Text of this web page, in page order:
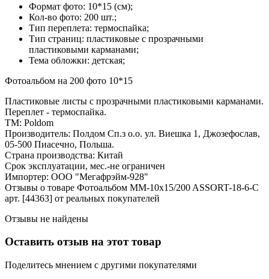
Формат фото: 10*15 (см);
Кол-во фото: 200 шт.;
Тип переплета: термоспайка;
Тип страниц: пластиковые с прозрачными
пластиковыми карманами;
Тема обложки: детская;
Фотоальбом на 200 фото 10*15
Пластиковые листы с прозрачными пластиковыми карманами.
Переплет - термоспайка.
ТМ: Poldom
Производитель: Полдом Сп.з о.о. ул. Виешка 1, Джозефослав,
05-500 Пиасечно, Польша.
Страна производства: Китай
Срок эксплуатации, мес.-не ограничен
Импортер: ООО "Мегафрэйм-928"
Отзывы о товаре Фотоальбом MM-10x15/200 ASSORT-18-6-C
арт. [44363] от реальных покупателей
Отзывы не найдены
Оставить отзыв на этот товар
Поделитесь мнением с другими покупателями